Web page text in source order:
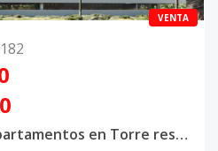
VENTA
Santiago! Venta de apartamentos en Torre residencial en Villa Olga Prime Towers